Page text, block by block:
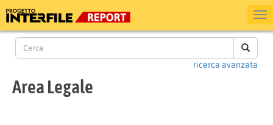
ricerca avanzata
Area Legale